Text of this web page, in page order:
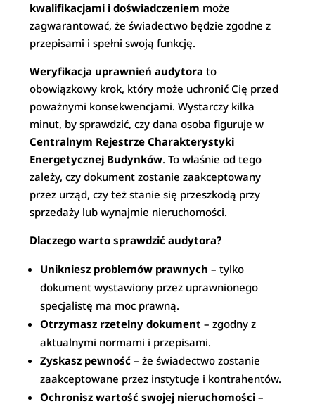
kwalifikacjami i doświadczeniem może
zagwarantować, że świadectwo będzie zgodne z
przepisami i spełni swoją funkcję.
Weryfikacja uprawnień audytora to
obowiązkowy krok, który może uchronić Cię przed
poważnymi konsekwencjami. Wystarczy kilka
minut, by sprawdzić, czy dana osoba figuruje w
Centralnym Rejestrze Charakterystyki
Energetycznej Budynków. To właśnie od tego
zależy, czy dokument zostanie zaakceptowany
przez urząd, czy też stanie się przeszkodą przy
sprzedaży lub wynajmie nieruchomości.
Dlaczego warto sprawdzić audytora?
Unikniesz problemów prawnych – tylko
dokument wystawiony przez uprawnionego
specjalistę ma moc prawną.
Otrzymasz rzetelny dokument – zgodny z
aktualnymi normami i przepisami.
Zyskasz pewność – że świadectwo zostanie
zaakceptowane przez instytucje i kontrahentów.
Ochronisz wartość swojej nieruchomości –